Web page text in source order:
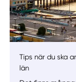
Manuellt
Välj
Tips när du ska
län